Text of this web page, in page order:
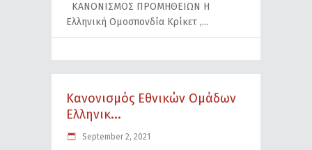
ΚΑΝΟΝΙΣΜΟΣ ΠΡΟΜΗΘΕΙΩΝ Η
Ελληνική Ομοσπονδία Κρίκετ ,
Κανονισμός Εθνικών Ομάδων
Ελληνικ...
September 2, 2021